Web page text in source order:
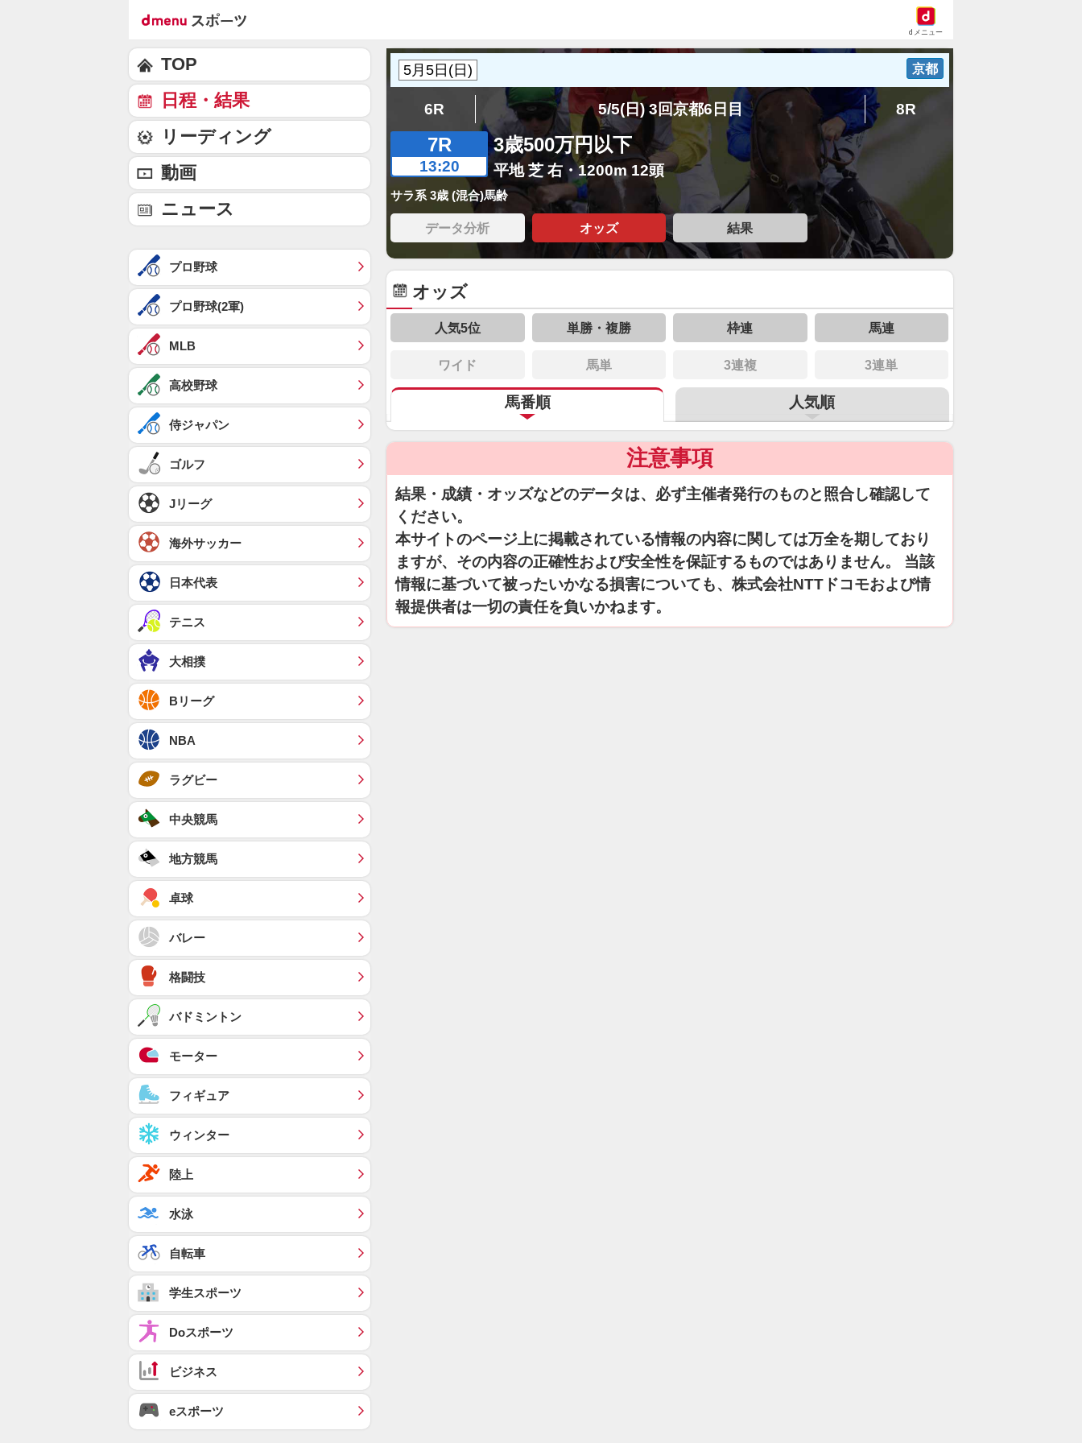
dメニュー
京都
6R 5/5(日) 3回京都6日目 8R
7R
13:20
3歳500万円以下
平地 芝 右・1200m 12頭
サラ系 3歳 (混合)馬齢
データ分析 オッズ 結果
オッズ
人気5位 単勝・複勝 枠連 馬連
ワイド 馬単 3連複 3連単
馬番順 人気順
注意事項
結果・成績・オッズなどのデータは、必ず主催者発行のものと照合し確認して
ください。
本サイトのページ上に掲載されている情報の内容に関しては万全を期しており
ますが、その内容の正確性および安全性を保証するものではありません。 当該
情報に基づいて被ったいかなる損害についても、株式会社NTTドコモおよび情
報提供者は一切の責任を負いかねます。
TOP
日程・結果
リーディング
動画
ニュース
プロ野球
プロ野球(2軍)
MLB
高校野球
侍ジャパン
ゴルフ
Jリーグ
海外サッカー
日本代表
テニス
大相撲
Bリーグ
NBA
ラグビー
中央競馬
地方競馬
卓球
バレー
格闘技
バドミントン
モーター
フィギュア
ウィンター
陸上
水泳
自転車
学生スポーツ
Doスポーツ
ビジネス
eスポーツ